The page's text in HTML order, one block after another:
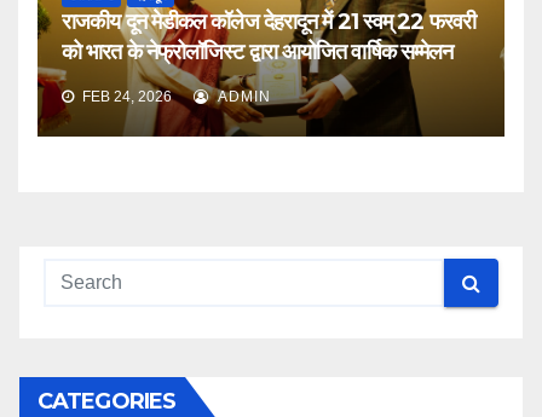
राजकीय दून मेडीकल कॉलेज देहरादून में 21 स्वम् 22 फरवरी
को भारत के नेफ्रोलॉजिस्ट द्वारा आयोजित वार्षिक सम्मेलन
FEB 24, 2026 ADMIN
CATEGORIES